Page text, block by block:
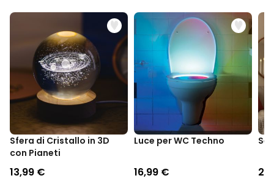
Sfera di Cristallo in 3D
con Pianeti
13,99 €
Luce per WC Techno
16,99 €